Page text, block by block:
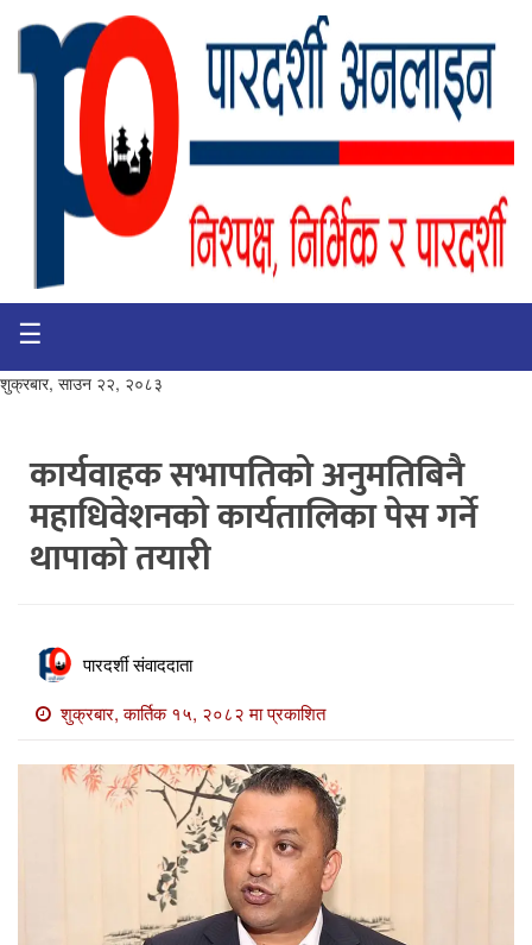
गृहपृष्ठ
भिडियो
खबर
समाचार
खाेज
माडी
खबर
विविध
☰
शुक्रबार, साउन २२, २०८३
कार्यवाहक सभापतिको अनुमतिबिनै
महाधिवेशनको कार्यतालिका पेस गर्ने
थापाको तयारी
पारदर्शी संवाददाता
शुक्रबार, कार्तिक १५, २०८२ मा प्रकाशित